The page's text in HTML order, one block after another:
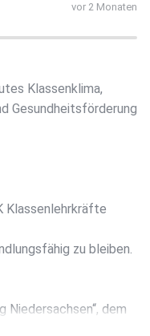
vor 2 Monaten
Klassenklima,
Gesundheitsförderung
Klassenlehrkräfte
zu bleiben.
Niedersachsen“, dem